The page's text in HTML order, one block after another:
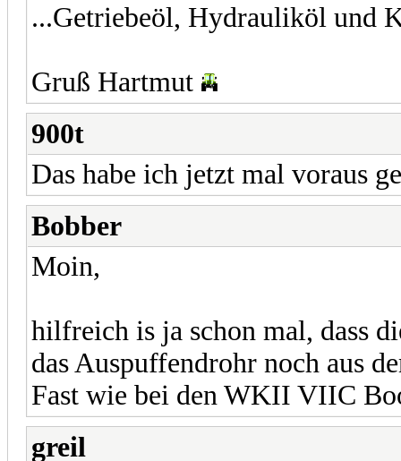
...Getriebeöl, Hydrauliköl und
Gruß Hartmut
900t
Das habe ich jetzt mal voraus
Bobber
Moin,
hilfreich is ja schon mal, dass
das Auspuffendrohr noch aus
Fast wie bei den WKII VIIC
greil